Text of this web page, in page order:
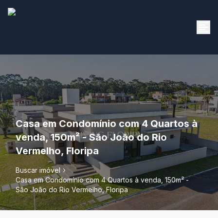
Casa em Condomínio com 4 Quartos à
venda, 150m² - São João do Rio
Vermelho, Floripa
Buscar imóvel
Casa em Condomínio com 4 Quartos à venda, 150m² -
São João do Rio Vermelho, Floripa